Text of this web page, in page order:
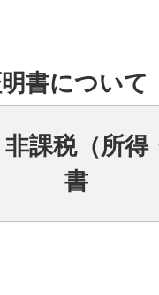
書について
課税（所得
書